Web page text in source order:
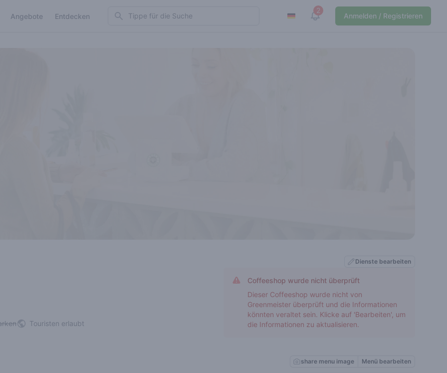
Angebote Entdecken Search 2
View notifications
Anmelden / Registrieren
Touristen erlaubt
Dienste bearbeiten
Coffeeshop wurde nicht überprüft
Dieser Coffeeshop wurde nicht von
Greenmeister überprüft und die Informationen
könnten veraltet sein. Klicke auf 'Bearbeiten', um
die Informationen zu aktualisieren.
share menu image Menü bearbeiten